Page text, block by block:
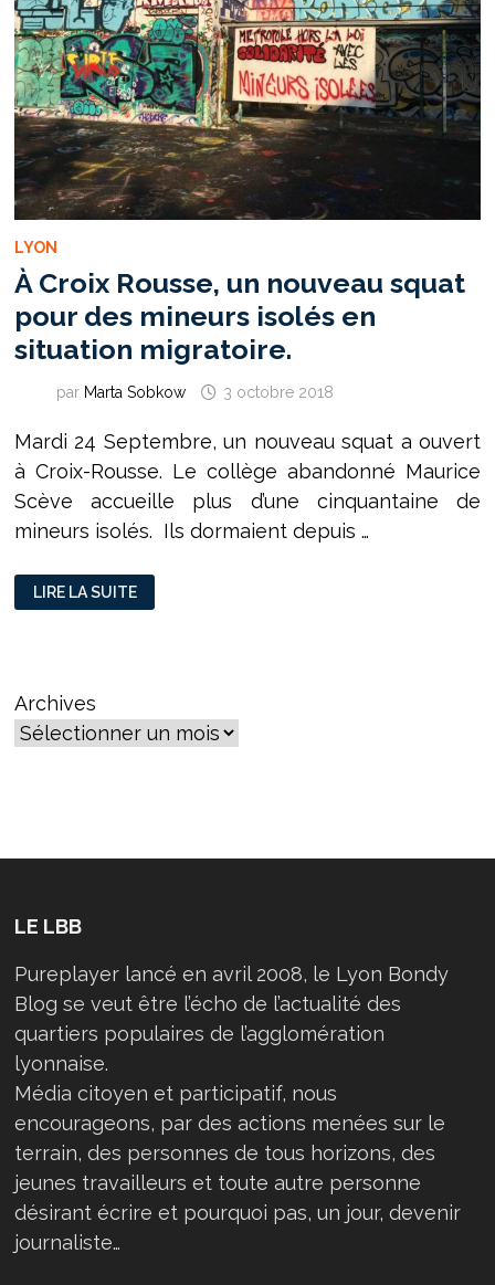
LYON
À Croix Rousse, un nouveau squat
pour des mineurs isolés en
situation migratoire.
par Marta Sobkow 3 octobre 2018
Mardi 24 Septembre, un nouveau squat a ouvert
à Croix-Rousse. Le collège abandonné Maurice
Scève accueille plus d’une cinquantaine de
mineurs isolés. Ils dormaient depuis …
À
CROIX
ROUSSE,
MINEURS
ISOLÉS
EN
SITUATION
LIRE LA SUITE
Archives
LE LBB
Pureplayer lancé en avril 2008, le Lyon Bondy
Blog se veut être l’écho de l’actualité des
quartiers populaires de l’agglomération
lyonnaise.
Média citoyen et participatif, nous
encourageons, par des actions menées sur le
terrain, des personnes de tous horizons, des
jeunes travailleurs et toute autre personne
désirant écrire et pourquoi pas, un jour, devenir
journaliste…